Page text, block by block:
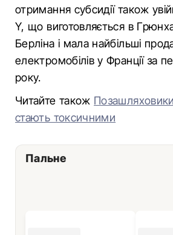
отримання субсидії також
Y, що виготовляється в
Берліна і мала найбільші
електромобілів у Франції за
року.
Читайте також
стають токсичними
Пальне